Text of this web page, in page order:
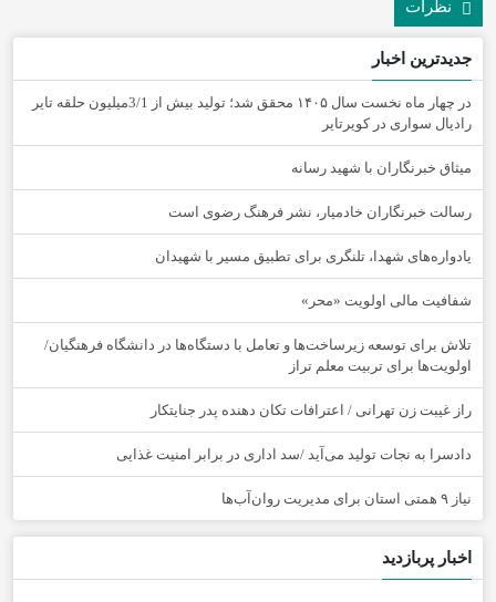
نظرات
جدیدترین اخبار
در چهار ماه نخست سال ۱۴۰۵ محقق شد؛ تولید بیش از 3/1میلیون حلقه تایر
رادیال سواری در کویرتایر
میثاق خبرنگاران با شهید رسانه
رسالت خبرنگاران خادمیار، نشر فرهنگ رضوی است
یادواره‌های شهدا، تلنگری برای تطبیق مسیر با شهیدان
شفافیت مالی اولویت «محر»
تلاش برای توسعه زیرساخت‌ها و تعامل با دستگاه‌ها در دانشگاه فرهنگیان/
اولویت‌ها برای تربیت معلم تراز
راز غیبت زن تهرانی / اعترافات تکان دهنده پدر جنایتکار
دادسرا به نجات تولید می‌آید /سد اداری در برابر امنیت غذایی
نیاز ۹ همتی استان برای مدیریت روان‌آب‌ها
اخبار پربازدید